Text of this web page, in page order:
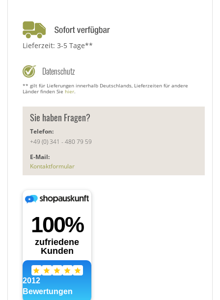
Lieferzeit: 3-5 Tage**
Datenschutz
** gilt für Lieferungen innerhalb Deutschlands, Lieferzeiten für andere
Länder finden Sie hier.
Sie haben Fragen?
Telefon:
+49 (0) 341 - 480 79 59
E-Mail:
Kontaktformular